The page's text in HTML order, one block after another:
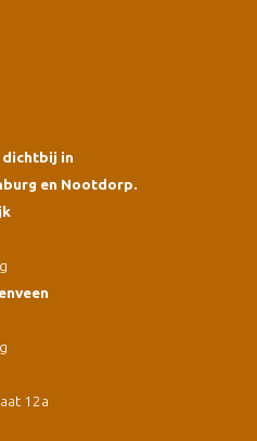
dichtbij in
en Nootdorp.
12a